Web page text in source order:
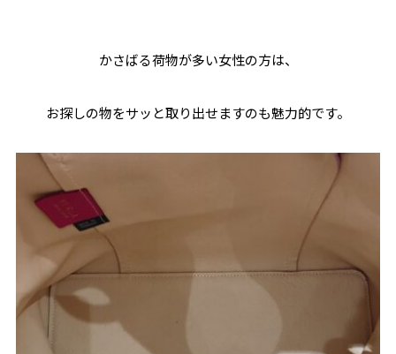
かさばる荷物が多い女性の方は、
お探しの物をサッと取り出せますのも魅力的です。